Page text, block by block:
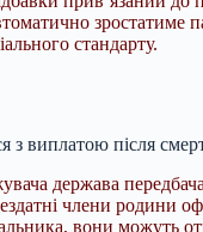
зростатиме
стандарту.
з виплатою після
держава
члени родини
вони можуть